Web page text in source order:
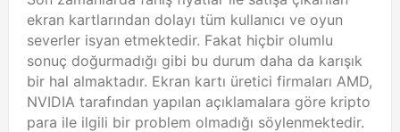
ekran kartlarından dolayı tüm kullanıcı ve oyun
severler isyan etmektedir. Fakat hiçbir olumlu
sonuç doğurmadığı gibi bu durum daha da karışık
bir hal almaktadır. Ekran kartı üretici firmaları AMD,
NVIDIA tarafından yapılan açıklamalara göre kripto
para ile ilgili bir problem olmadığı söylenmektedir.